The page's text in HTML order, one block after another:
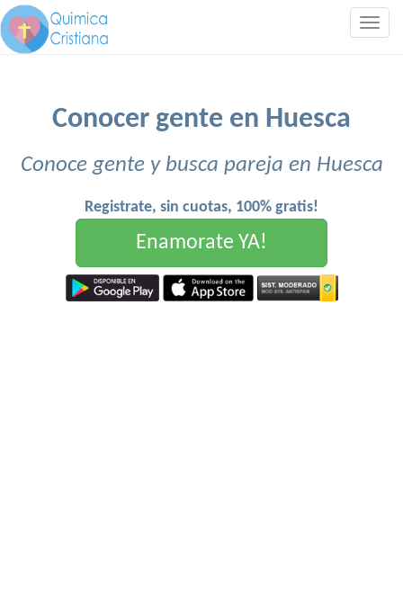
Conocer gente en Huesca
Conoce gente y busca pareja en Huesca
Registrate, sin cuotas, 100% gratis!
Enamorate YA!